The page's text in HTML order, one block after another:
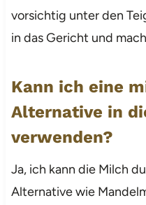
vorsichtig unter den
in das Gericht und
Kann ich eine
Alternative in
verwenden?
Ja, ich kann die Milch
Alternative wie